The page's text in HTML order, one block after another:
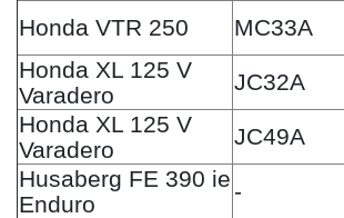
Honda VTR 250
MC33A
Honda XL 125 V
Varadero
JC32A
Honda XL 125 V
Varadero
JC49A
Husaberg FE 390 ie
Enduro
-